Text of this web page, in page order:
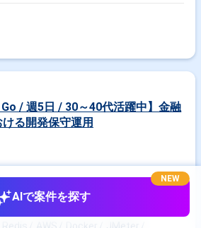
情報取り扱いシステム等でのセキュア開発の推
、redis、elasticsearch、
スペック: MacBookPro(16インチ) ■求める
バーと良好な関係を築いて、案件の推進に貢献
ドで変化する状況を楽しみ柔軟に対応していけ
頻度：週5日 稼働時間：9:00〜18:00
いただければお休みは柔軟に対応可能 稼働場
必要に応じてオフィス出社が可能な方
日以前（頭線神泉駅徒歩4分） 2025年
） PC貸与：あり（MacBookPro）
Go / 週5日 / 30～40代活躍中】金融
る開発保守運用
ス)
AIで案件を探す
NEW